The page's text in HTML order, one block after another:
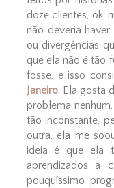
doze clientes, ok,
não deveria
ou divergências
que ela não é tão
fosse, e isso
Janeiro. Ela gosta
problema
tão inconstante,
outra, ela me
ideia é que ela
aprendizados a
pouquíssimo